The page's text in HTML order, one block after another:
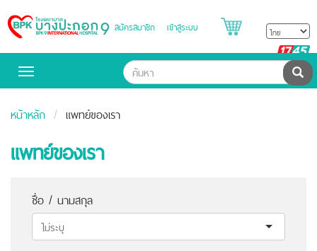
Bangpakok
Hospital
สมัครสมาชิก เข้าสู่ระบบ
Toggle
ค้น
หน้าหลัก แพทย์ของเรา
แพทย์ของเรา
ชื่อ / นามสกุล